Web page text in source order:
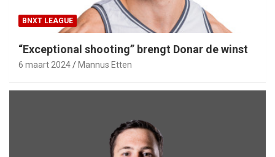
BNXT LEAGUE
“Exceptional shooting” brengt Donar de winst
6 maart 2024 Mannus Etten